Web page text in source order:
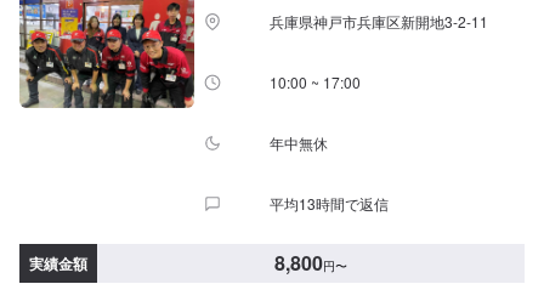
兵庫県神戸市兵庫区新開地3-2-11
10:00 ~ 17:00
年中無休
平均13時間で返信
実績金額 8,800円〜